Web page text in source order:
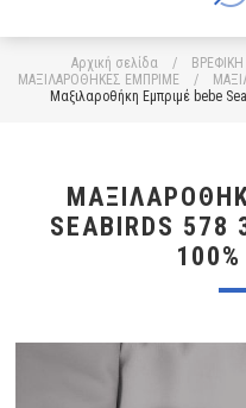
Αρχική σελίδα /
ΜΑΞΙΛΑΡΟΘΗΚΕΣ ΕΜΠΡΙΜΕ
/
Μαξιλαροθήκη Εμπριμέ bebe
SEABIRDS 578